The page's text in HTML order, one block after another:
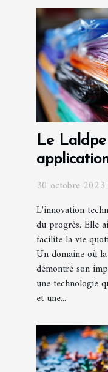
Le
30 octobre
L'innovation
du progrès. Elle
facilite la vie
Un domaine où
démontré son
une technologie
et une...